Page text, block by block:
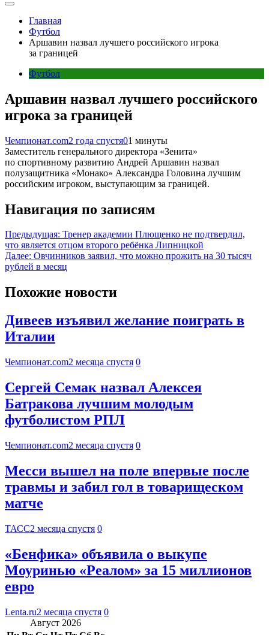
Главная
Футбол
Аршавин назвал лучшего российского игрока
за границей
Футбол
Аршавин назвал лучшего российского
игрока за границей
Чемпионат.com2 года спустя01 минуты
Заместитель генерального директора «Зенита»
по спортивному развитию Андрей Аршавин назвал
полузащитника «Монако» Александра Головина лучшим
российским игроком, выступающим за границей.
Навигация по записям
Предыдущая: Тренер академии Плющенко не подтвердил,
что является отцом второго ребёнка Липницкой
Далее: Овчинников заявил, что можно прожить на 30 тысяч
рублей в месяц
Похожие новости
Дивеев изъявил желание поиграть в
Италии
Чемпионат.com2 месяца спустя 0
Сергей Семак назвал Алексея
Батракова лучшим молодым
футболистом РПЛ
Чемпионат.com2 месяца спустя 0
Месси вышел на поле впервые после
травмы и забил гол в товарищеском
матче
ТАСС2 месяца спустя 0
«Бенфика» объявила о выкупе
Моуринью «Реалом» за 15 миллионов
евро
Lenta.ru2 месяца спустя 0
Август 2026